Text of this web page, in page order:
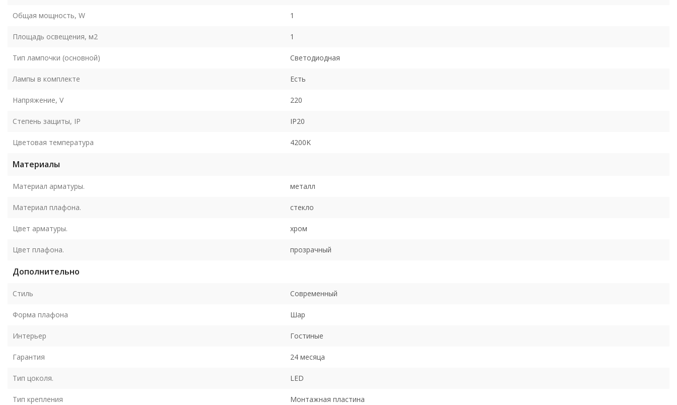
Общая мощность, W 1
Площадь освещения, м2 1
Тип лампочки (основной) Светодиодная
Лампы в комплекте Есть
Напряжение, V 220
Степень защиты, IP IP20
Цветовая температура 4200K
Материалы
Материал арматуры. металл
Материал плафона. стекло
Цвет арматуры. хром
Цвет плафона. прозрачный
Дополнительно
Стиль Современный
Форма плафона Шар
Интерьер Гостиные
Гарантия 24 месяца
Тип цоколя. LED
Тип крепления Монтажная пластина